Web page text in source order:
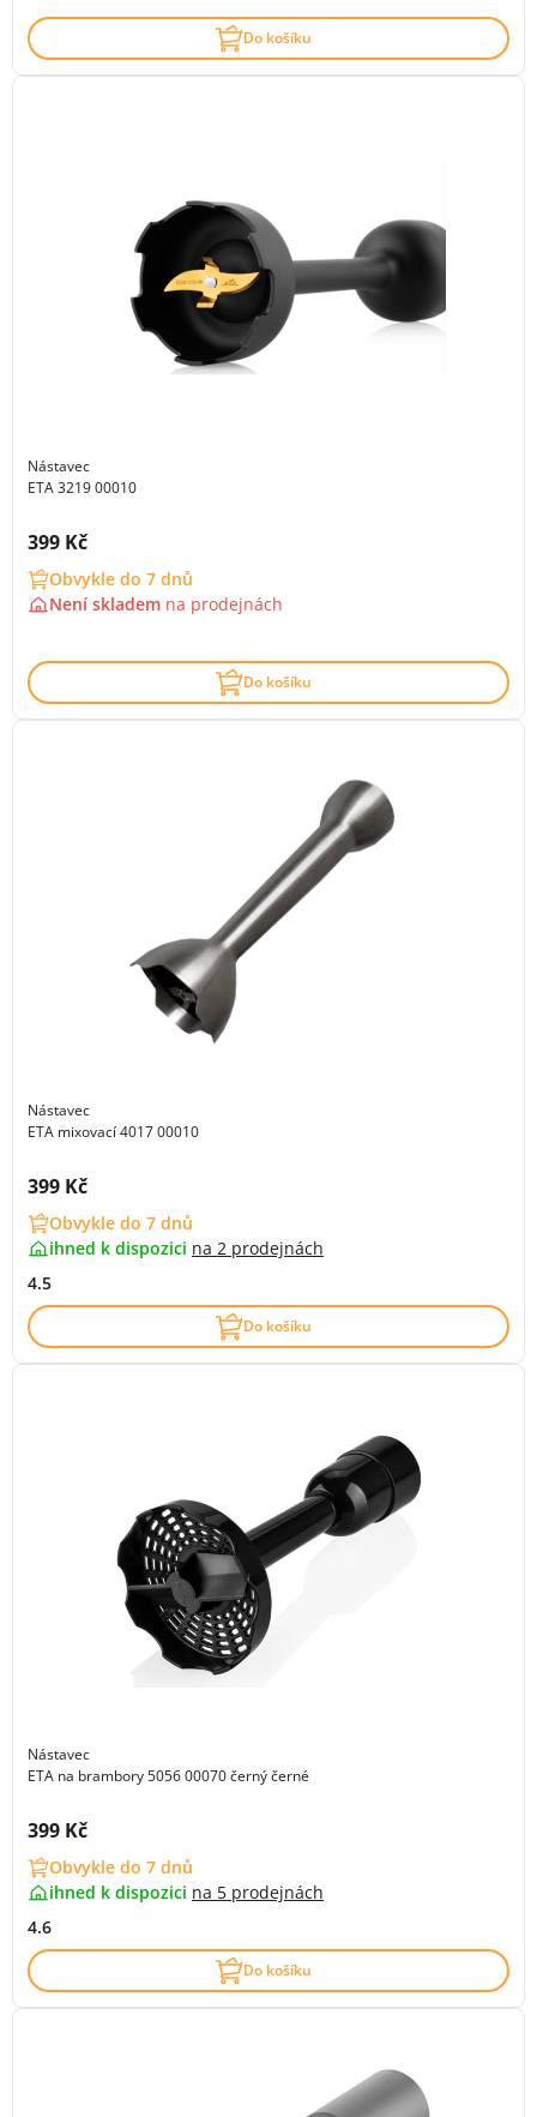
Do košíku
Nástavec
ETA 3219 00010
Cena s DPH:
399 Kč
Obvykle do 7 dnů
Není skladem na prodejnách
Do košíku
Nástavec
ETA mixovací 4017 00010
Cena s DPH:
399 Kč
Obvykle do 7 dnů
ihned k dispozici na 2 prodejnách
4.5
Do košíku
Nástavec
ETA na brambory 5056 00070 černý černé
Cena s DPH:
399 Kč
Obvykle do 7 dnů
ihned k dispozici na 5 prodejnách
4.6
Do košíku